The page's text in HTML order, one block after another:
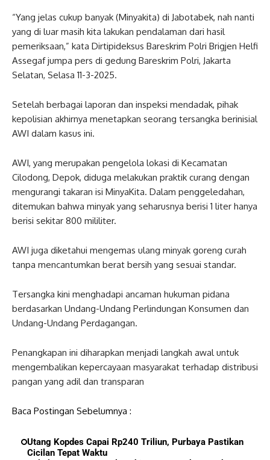
“Yang jelas cukup banyak (Minyakita) di Jabotabek, nah nanti
yang di luar masih kita lakukan pendalaman dari hasil
pemeriksaan,” kata Dirtipideksus Bareskrim Polri Brigjen Helfi
Assegaf jumpa pers di gedung Bareskrim Polri, Jakarta
Selatan, Selasa 11-3-2025.
Setelah berbagai laporan dan inspeksi mendadak, pihak
kepolisian akhirnya menetapkan seorang tersangka berinisial
AWI dalam kasus ini.
AWI, yang merupakan pengelola lokasi di Kecamatan
Cilodong, Depok, diduga melakukan praktik curang dengan
mengurangi takaran isi MinyaKita. Dalam penggeledahan,
ditemukan bahwa minyak yang seharusnya berisi 1 liter hanya
berisi sekitar 800 mililiter.
AWI juga diketahui mengemas ulang minyak goreng curah
tanpa mencantumkan berat bersih yang sesuai standar.
Tersangka kini menghadapi ancaman hukuman pidana
berdasarkan Undang-Undang Perlindungan Konsumen dan
Undang-Undang Perdagangan.
Penangkapan ini diharapkan menjadi langkah awal untuk
mengembalikan kepercayaan masyarakat terhadap distribusi
pangan yang adil dan transparan
Baca Postingan Sebelumnya :
Utang Kopdes Capai Rp240 Triliun, Purbaya Pastikan
Cicilan Tepat Waktu